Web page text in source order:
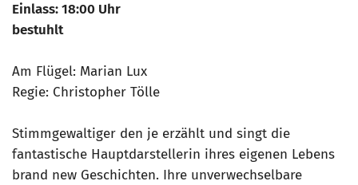
Einlass: 18:00 Uhr
bestuhlt
Am Flügel: Marian Lux
Regie: Christopher Tölle
Stimmgewaltiger den je erzählt und singt die
fantastische Hauptdarstellerin ihres eigenen Lebens
brand new Geschichten. Ihre unverwechselbare